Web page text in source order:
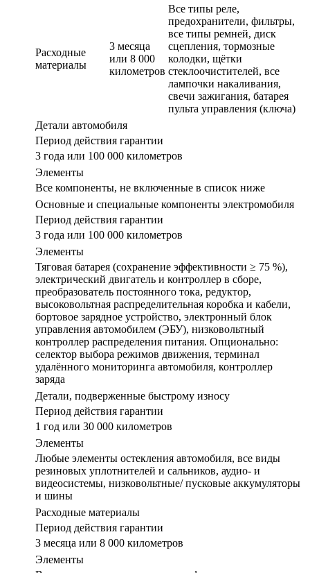
Расходные
материалы
3 месяца
или 8 000
километров
Все типы реле,
предохранители, фильтры,
все типы ремней, диск
сцепления, тормозные
колодки, щётки
стеклоочистителей, все
лампочки накаливания,
свечи зажигания, батарея
пульта управления (ключа)
Детали автомобиля
Период действия гарантии
3 года или 100 000 километров
Элементы
Все компоненты, не включенные в список ниже
Основные и специальные компоненты электромобиля
Период действия гарантии
3 года или 100 000 километров
Элементы
Тяговая батарея (сохранение эффективности ≥ 75 %),
электрический двигатель и контроллер в сборе,
преобразователь постоянного тока, редуктор,
высоковольтная распределительная коробка и кабели,
бортовое зарядное устройство, электронный блок
управления автомобилем (ЭБУ), низковольтный
контроллер распределения питания. Опционально:
селектор выбора режимов движения, терминал
удалённого мониторинга автомобиля, контроллер
заряда
Детали, подверженные быстрому износу
Период действия гарантии
1 год или 30 000 километров
Элементы
Любые элементы остекления автомобиля, все виды
резиновых уплотнителей и сальников, аудио- и
видеосистемы, низковольтные/ пусковые аккумуляторы
и шины
Расходные материалы
Период действия гарантии
3 месяца или 8 000 километров
Элементы